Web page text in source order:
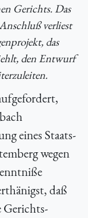
Gerichts. Das
verliest
das
den Entwurf
eines Staats-
wegen
daß
Gerichts-